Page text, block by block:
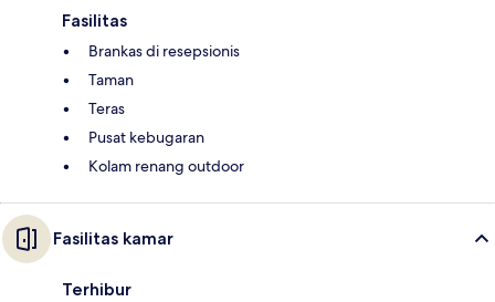
Fasilitas
Brankas di resepsionis
Taman
Teras
Pusat kebugaran
Kolam renang outdoor
Fasilitas kamar
Terhibur